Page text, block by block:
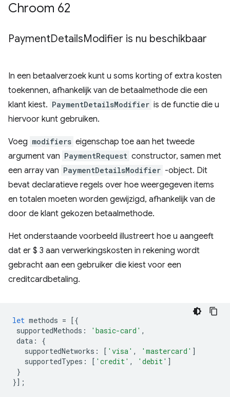
Chroom 62
PaymentDetailsModifier is nu beschikbaar
In een betaalverzoek kunt u soms korting of extra kosten
toekennen, afhankelijk van de betaalmethode die een
klant kiest. PaymentDetailsModifier is de functie die u
hiervoor kunt gebruiken.
Voeg modifiers eigenschap toe aan het tweede
argument van PaymentRequest constructor, samen met
een array van PaymentDetailsModifier -object. Dit
bevat declaratieve regels over hoe weergegeven items
en totalen moeten worden gewijzigd, afhankelijk van de
door de klant gekozen betaalmethode.
Het onderstaande voorbeeld illustreert hoe u aangeeft
dat er $ 3 aan verwerkingskosten in rekening wordt
gebracht aan een gebruiker die kiest voor een
creditcardbetaling.
let methods = [{
supportedMethods : 'basic-card' ,
data :
{
supportedNetworks : [ 'visa' , 'mastercard' ]
supportedTypes : [ 'credit' , 'debit' ]
}
}];